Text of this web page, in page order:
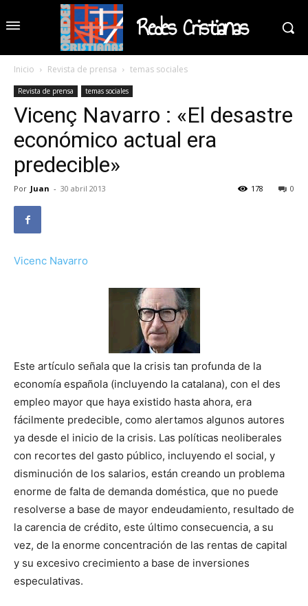
Redes Cristianas
Inicio Revista de prensa temas sociales
Revista de prensa temas sociales
Vicenç Navarro : «El desastre
económico actual era
predecible»
Por Juan - 30 abril 2013 0
178
Vicenc Navarro
Este artículo señala que la crisis tan profunda de la
economía española (incluyendo la catalana), con el des
empleo mayor que haya existido hasta ahora, era
fácilmente predecible, como alertamos algunos autores
ya desde el inicio de la crisis. Las políticas neoliberales
con recortes del gasto público, incluyendo el social, y
disminución de los salarios, están creando un problema
enorme de falta de demanda doméstica, que no puede
resolverse a base de mayor endeudamiento, resultado de
la carencia de crédito, este último consecuencia, a su
vez, de la enorme concentración de las rentas de capital
y su excesivo crecimiento a base de inversiones
especulativas.